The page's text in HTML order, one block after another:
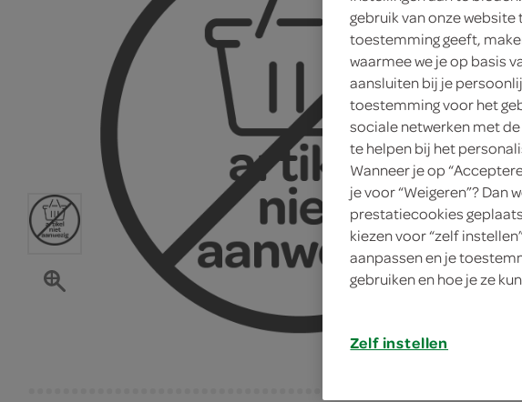
gebruik van onze website
toestemming geeft,
waarmee we je op basis
aansluiten bij je
toestemming voor het
sociale netwerken met
te helpen bij het
Wanneer je op
je voor “Weigeren”?
prestatiecookies
kiezen voor “zelf
aanpassen en je
gebruiken en hoe je ze
Zelf instellen